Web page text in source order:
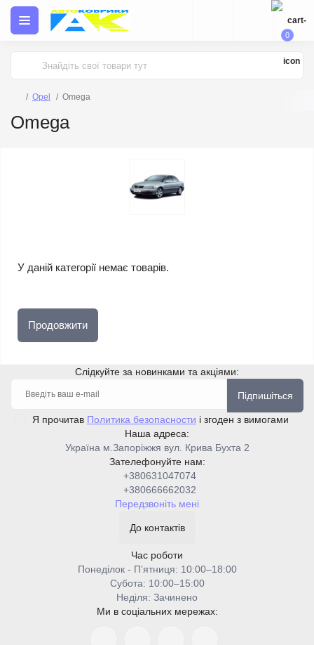
0
Opel Omega
Omega
У даній категорії немає товарів.
Продовжити
Слідкуйте за новинками та акціями:
Підпишіться
Я прочитав Политика безопасности і згоден з вимогами
Наша адреса:
Україна м.Запоріжжя вул. Крива Бухта 2
Зателефонуйте нам:
+380631047074
+380666662032
Передзвоніть мені
До контактів
Час роботи
Понеділок - Пʼятниця: 10:00–18:00
Cубота: 10:00–15:00
Неділя: Зачинено
Ми в соціальних мережах: